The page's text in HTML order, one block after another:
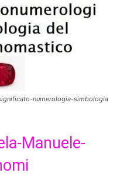
numerologia-simbologia
Manuele-